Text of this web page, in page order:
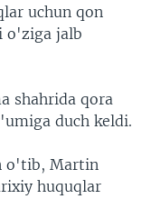
uchun qon
o'ziga jalb
shahrida qora
duch keldi.
o'tib, Martin
huquqlar